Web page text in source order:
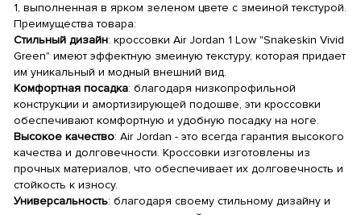
1, выполненная в ярком зеленом цвете с змеиной текстурой.
Преимущества товара:
Стильный дизайн: кроссовки Air Jordan 1 Low "Snakeskin Vivid
Green" имеют эффектную змеиную текстуру, которая придает
им уникальный и модный внешний вид.
Комфортная посадка: благодаря низкопрофильной
конструкции и амортизирующей подошве, эти кроссовки
обеспечивают комфортную и удобную посадку на ноге.
Высокое качество: Air Jordan - это всегда гарантия высокого
качества и долговечности. Кроссовки изготовлены из
прочных материалов, что обеспечивает их долговечность и
стойкость к износу.
Универсальность: благодаря своему стильному дизайну и